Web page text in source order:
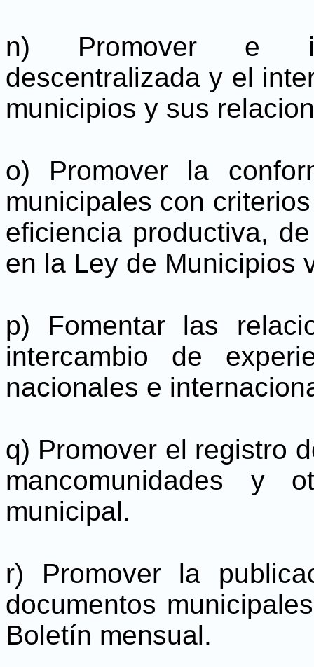
n) Promover e
descentralizada y el
municipios y sus
o) Promover la
municipales con
eficiencia productiva,
en la Ley de Municipios
p) Fomentar las
intercambio de
nacionales e
q) Promover el registro
mancomunidades y
municipal.
r) Promover la
documentos
Boletín mensual.